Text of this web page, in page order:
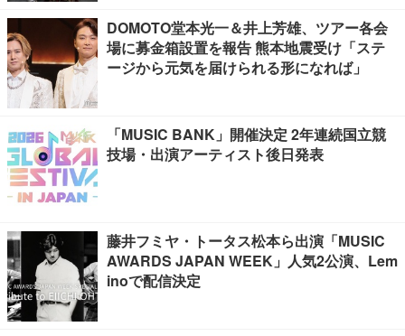
DOMOTO堂本光一＆井上芳雄、ツアー各会
場に募金箱設置を報告 熊本地震受け「ステ
ージから元気を届けられる形になれば」
「MUSIC BANK」開催決定 2年連続国立競
技場・出演アーティスト後日発表
藤井フミヤ・トータス松本ら出演「MUSIC
AWARDS JAPAN WEEK」人気2公演、Lem
inoで配信決定